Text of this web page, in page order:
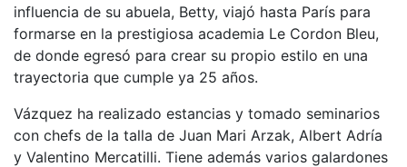
influencia de su abuela, Betty, viajó hasta París para
formarse en la prestigiosa academia Le Cordon Bleu,
de donde egresó para crear su propio estilo en una
trayectoria que cumple ya 25 años.
Vázquez ha realizado estancias y tomado seminarios
con chefs de la talla de Juan Mari Arzak, Albert Adría
y Valentino Mercatilli. Tiene además varios galardones